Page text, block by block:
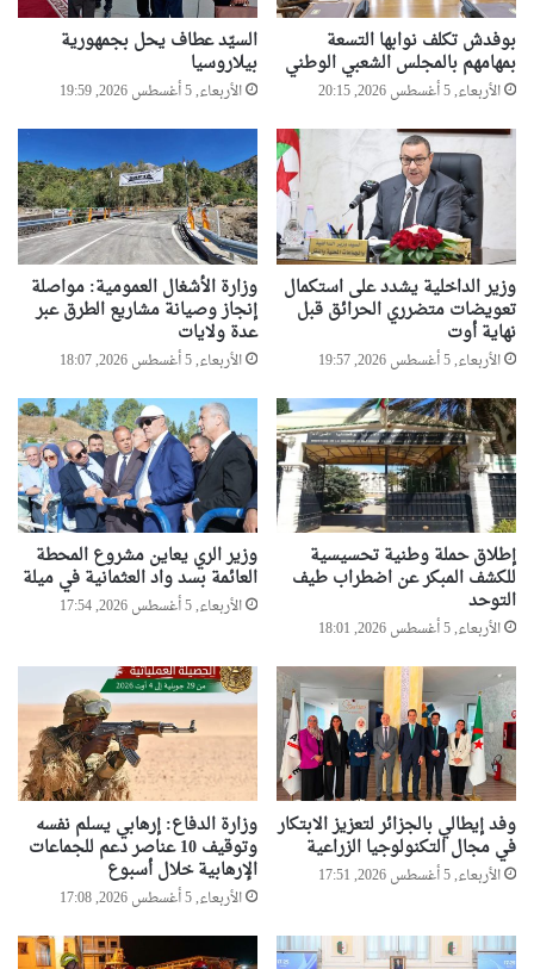
ن
ف
ا
د
ة
ن
س
ث
ت
م
ر
ف
ل
ا
ح
ي
ة
و
إ
ل
غ
ا
ء
ع
ق
و
د
ا
ل
ا
ن
ف
ا
بوفدش تكلف نوابها التسعة
بمهامهم بالمجلس الشعبي الوطني
الأربعاء, 5 أغسطس 2026, 20:15
السيّد عطاف يحل بجمهورية
بيلاروسيا
الأربعاء, 5 أغسطس 2026, 19:59
وزير الداخلية يشدد على استكمال
تعويضات متضرري الحرائق قبل
نهاية أوت
الأربعاء, 5 أغسطس 2026, 19:57
وزارة الأشغال العمومية: مواصلة
إنجاز وصيانة مشاريع الطرق عبر
عدة ولايات
الأربعاء, 5 أغسطس 2026, 18:07
إطلاق حملة وطنية تحسيسية
للكشف المبكر عن اضطراب طيف
التوحد
الأربعاء, 5 أغسطس 2026, 18:01
وزير الري يعاين مشروع المحطة
العائمة بسد واد العثمانية في ميلة
الأربعاء, 5 أغسطس 2026, 17:54
وفد إيطالي بالجزائر لتعزيز الابتكار
في مجال التكنولوجيا الزراعية
الأربعاء, 5 أغسطس 2026, 17:51
وزارة الدفاع: إرهابي يسلم نفسه
وتوقيف 10 عناصر دعم للجماعات
الإرهابية خلال أسبوع
الأربعاء, 5 أغسطس 2026, 17:08